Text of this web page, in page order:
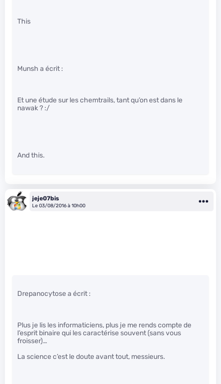
This
Munsh a écrit :
Et une étude sur les chemtrails, tant qu’on est dans le
nawak ? :/
And this.
jeje07bis
Le 03/08/2016 à 10h00
Drepanocytose a écrit :
Plus je lis les informaticiens, plus je me rends compte de
l’esprit binaire qui les caractérise souvent (sans vous
froisser)…
La science c’est le doute avant tout, messieurs.